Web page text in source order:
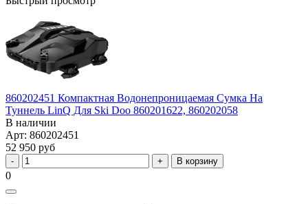
860202451 Компактная Водонепроницаемая Сумка На
Туннель LinQ Для Ski Doo 860201622, 860202058
В наличии
Арт: 860202451
52 950 руб
В корзину
0